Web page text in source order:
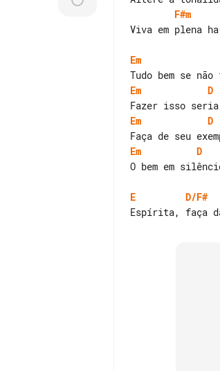
F#m
Viva em plena
Em
Em
D
Em
D
Em
D
O bem em
E D/F#